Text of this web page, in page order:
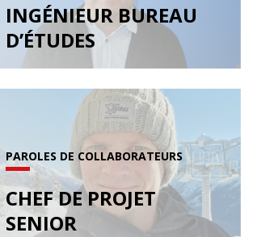
INGÉNIEUR BUREAU
D’ÉTUDES
PAROLES DE COLLABORATEURS
CHEF DE PROJET
SENIOR